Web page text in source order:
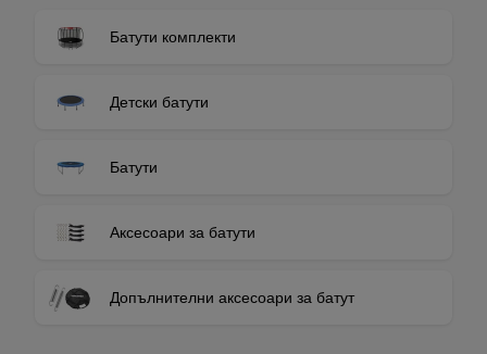
Батути комплекти
Детски батути
Батути
Аксесоари за батути
Допълнителни аксесоари за батут